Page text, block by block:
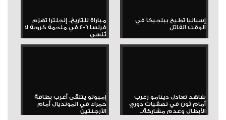
إسبانيا تطيح ببلجيكا في
الوقت القاتل
مباراة للتاريخ.. إنجلترا تهزم
فرنسا 6-4 في ملحمة كروية لا
تُنسى
شاهد تعادل دينامو زغرب
أمام ثون في تصفيات دوري
الأبطال وعدم مشاركة...
إمبولو يتلقى أغرب بطاقة
حمراء في المونديال أمام
الأرجنتين